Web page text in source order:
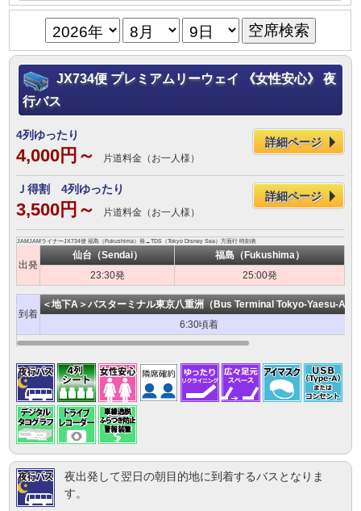
JX734便 プレミアムリーウェイ 《女性安心》 夜
行バス
4列ゆったり
4,000円～ 片道料金（お一人様）
詳細ページ
Ｊ得割 4列ゆったり
3,500円～ 片道料金（お一人様）
詳細ページ
JAMJAMライナーJX734便 福島（Fukushima）発→TDS（Tokyo Disney Sea）方面行 時刻表
出発
仙台（Sendai）
福島（Fukushima）
23:30発
25:00発
到着
＜地下A＞バスターミナル東京八重洲（Bus Terminal Tokyo-Yaesu-A）
6:30頃着
夜出発して翌日の朝目的地に到着するバスとなりま
す。